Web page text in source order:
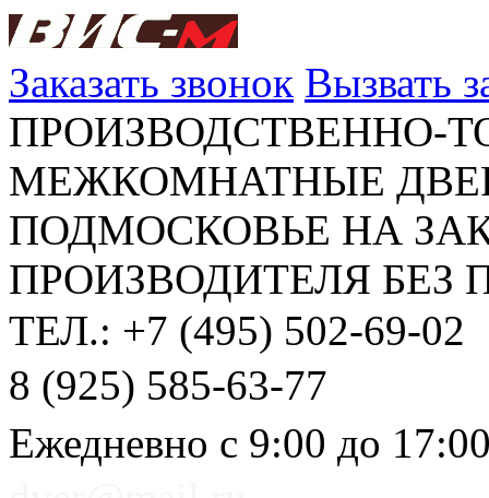
Заказать звонок Вызвать
ПРОИЗВОДСТВЕННО-
МЕЖКОМНАТНЫЕ
ПОДМОСКОВЬЕ НА
ПРОИЗВОДИТЕЛЯ БЕЗ
ТЕЛ.: +7 (495) 502-69-02
8 (925) 585-63-77
Ежедневно с 9:00 до